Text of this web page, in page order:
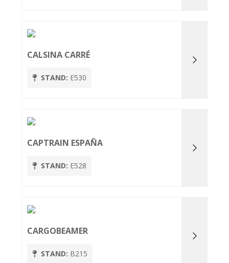
CALSINA CARRÉ
STAND: E530
CAPTRAIN ESPAÑA
STAND: E528
CARGOBEAMER
STAND: B215